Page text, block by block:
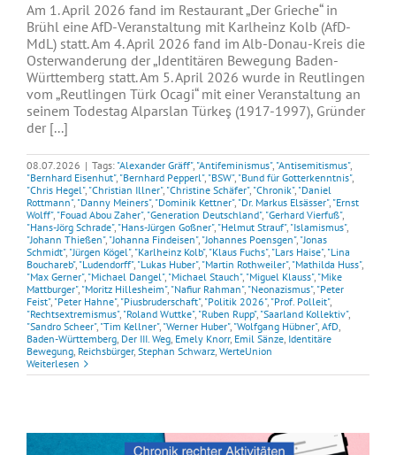
Am 1. April 2026 fand im Restaurant „Der Grieche“ in
Brühl eine AfD-Veranstaltung mit Karlheinz Kolb (AfD-
MdL) statt. Am 4. April 2026 fand im Alb-Donau-Kreis die
Osterwanderung der „Identitären Bewegung Baden-
Württemberg statt. Am 5. April 2026 wurde in Reutlingen
vom „Reutlingen Türk Ocagi“ mit einer Veranstaltung an
seinem Todestag Alparslan Türkeş (1917-1997), Gründer
der [...]
08.07.2026 | Tags: "Alexander Gräff", "Antifeminismus", "Antisemitismus",
"Bernhard Eisenhut", "Bernhard Pepperl", "BSW", "Bund für Gotterkenntnis",
"Chris Hegel", "Christian Illner", "Christine Schäfer", "Chronik", "Daniel
Rottmann", "Danny Meiners", "Dominik Kettner", "Dr. Markus Elsässer", "Ernst
Wolff", "Fouad Abou Zaher", "Generation Deutschland", "Gerhard Vierfuß",
"Hans-Jörg Schrade", "Hans-Jürgen Goßner", "Helmut Strauf", "Islamismus",
"Johann Thießen", "Johanna Findeisen", "Johannes Poensgen", "Jonas
Schmidt", "Jürgen Kögel", "Karlheinz Kolb", "Klaus Fuchs", "Lars Haise", "Lina
Bouchareb", "Ludendorff", "Lukas Huber", "Martin Rothweiler", "Mathilda Huss",
"Max Gerner", "Michael Dangel", "Michael Stauch", "Miguel Klauss", "Mike
Mattburger", "Moritz Hillesheim", "Nafiur Rahman", "Neonazismus", "Peter
Feist", "Peter Hahne", "Piusbruderschaft", "Politik 2026", "Prof. Polleit",
"Rechtsextremismus", "Roland Wuttke", "Ruben Rupp", "Saarland Kollektiv",
"Sandro Scheer", "Tim Kellner", "Werner Huber", "Wolfgang Hübner", AfD,
Baden-Württemberg, Der III. Weg, Emely Knorr, Emil Sänze, Identitäre
Bewegung, Reichsbürger, Stephan Schwarz, WerteUnion
Weiterlesen